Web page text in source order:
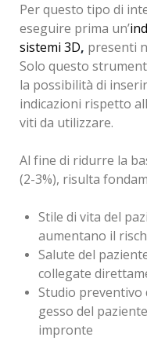
Per questo tipo di
eseguire prima un’
sistemi 3D, presenti
Solo questo
la possibilità di
indicazioni rispetto
viti da utilizzare.
Al fine di ridurre la
(2-3%), risulta
Stile di vita del
aumentano il
Salute del
collegate
Studio preventivo
gesso del
impronte